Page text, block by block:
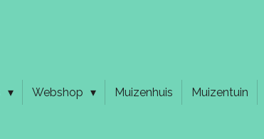
Webshop Muizenhuis Muizentuin